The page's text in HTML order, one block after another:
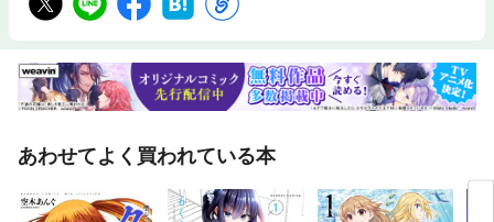
あわせてよく買われている本